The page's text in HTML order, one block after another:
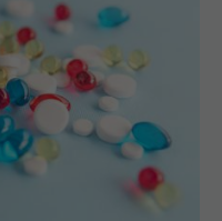
noi medicamente în